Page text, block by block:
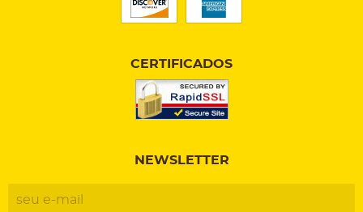
CERTIFICADOS
NEWSLETTER